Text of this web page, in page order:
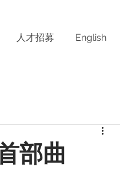
人才招募 English
部曲